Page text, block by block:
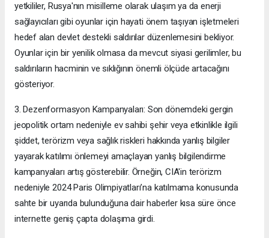
yetkililer, Rusya'nın misilleme olarak ulaşım ya da enerji
sağlayıcıları gibi oyunlar için hayati önem taşıyan işletmeleri
hedef alan devlet destekli saldırılar düzenlemesini bekliyor.
Oyunlar için bir yenilik olmasa da mevcut siyasi gerilimler, bu
saldırıların hacminin ve sıklığının önemli ölçüde artacağını
gösteriyor.
3. Dezenformasyon Kampanyaları: Son dönemdeki gergin
jeopolitik ortam nedeniyle ev sahibi şehir veya etkinlikle ilgili
şiddet, terörizm veya sağlık riskleri hakkında yanlış bilgiler
yayarak katılımı önlemeyi amaçlayan yanlış bilgilendirme
kampanyaları artış gösterebilir. Örneğin, CIA'in terörizm
nedeniyle 2024 Paris Olimpiyatları’na katılmama konusunda
sahte bir uyarıda bulunduğuna dair haberler kısa süre önce
internette geniş çapta dolaşıma girdi.